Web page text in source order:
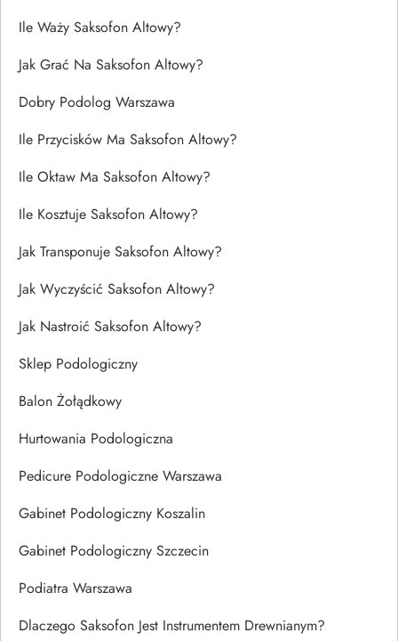
Ile Waży Saksofon Altowy?
Jak Grać Na Saksofon Altowy?
Dobry Podolog Warszawa
Ile Przycisków Ma Saksofon Altowy?
Ile Oktaw Ma Saksofon Altowy?
Ile Kosztuje Saksofon Altowy?
Jak Transponuje Saksofon Altowy?
Jak Wyczyścić Saksofon Altowy?
Jak Nastroić Saksofon Altowy?
Sklep Podologiczny
Balon Żołądkowy
Hurtowania Podologiczna
Pedicure Podologiczne Warszawa
Gabinet Podologiczny Koszalin
Gabinet Podologiczny Szczecin
Podiatra Warszawa
Dlaczego Saksofon Jest Instrumentem Drewnianym?